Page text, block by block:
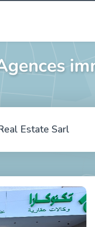
Estate Sarl